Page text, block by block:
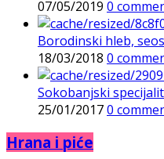
07/05/2019 0
Borodinski hleb,
18/03/2018 0
Sokobanjski
25/01/20170
Hrana i piće